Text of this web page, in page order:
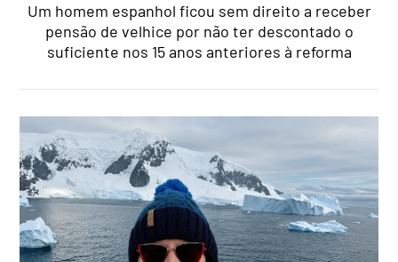
Um homem espanhol ficou sem direito a receber
pensão de velhice por não ter descontado o
suficiente nos 15 anos anteriores à reforma